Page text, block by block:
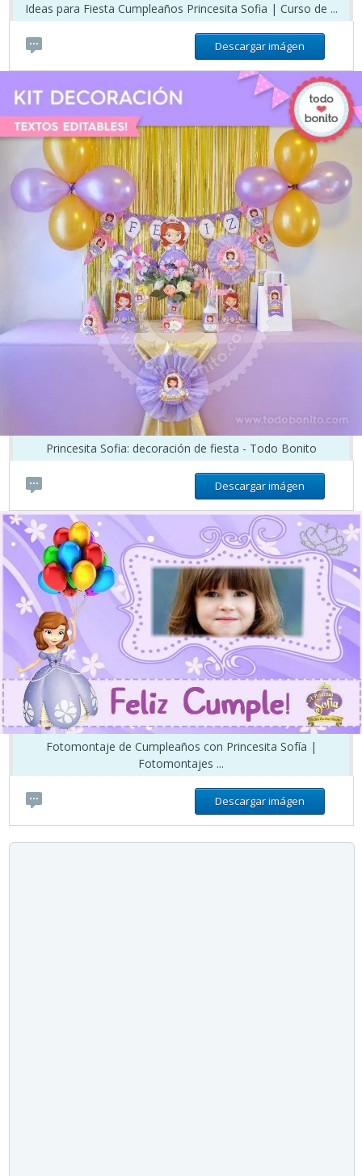
Ideas para Fiesta Cumpleaños Princesita Sofia | Curso de ...
Descargar imágen
Princesita Sofia: decoración de fiesta - Todo Bonito
Descargar imágen
Fotomontaje de Cumpleaños con Princesita Sofía |
Fotomontajes ...
Descargar imágen